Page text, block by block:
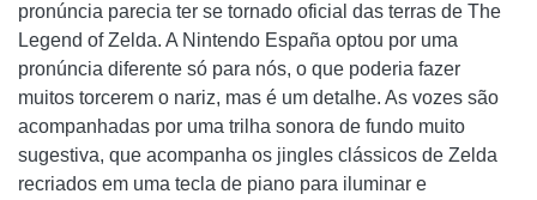
pronúncia parecia ter se tornado oficial das terras de The
Legend of Zelda. A Nintendo España optou por uma
pronúncia diferente só para nós, o que poderia fazer
muitos torcerem o nariz, mas é um detalhe. As vozes são
acompanhadas por uma trilha sonora de fundo muito
sugestiva, que acompanha os jingles clássicos de Zelda
recriados em uma tecla de piano para iluminar e